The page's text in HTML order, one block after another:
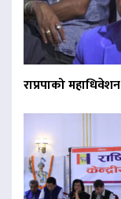
राप्रपाको